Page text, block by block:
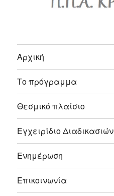
Αρχική
Το πρόγραμμα
Θεσμικό πλαίσιο
Εγχειρίδιο Διαδικασιών
Ενημέρωση
Επικοινωνία